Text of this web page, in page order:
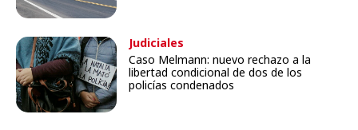
Judiciales
Caso Melmann: nuevo rechazo a la
libertad condicional de dos de los
policías condenados